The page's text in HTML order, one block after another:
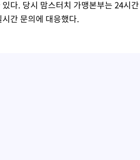
다. 당시 맘스터치 가맹본부는 24시간
간 문의에 대응했다.